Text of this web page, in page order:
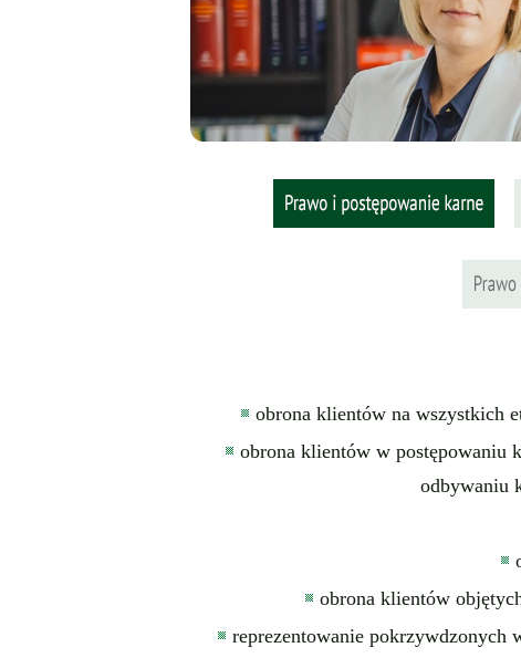
obrona klientów na wszystkich
obrona klientów w postępowaniu
odbywaniu
obrona klientów
reprezentowanie pokrzywdzonych